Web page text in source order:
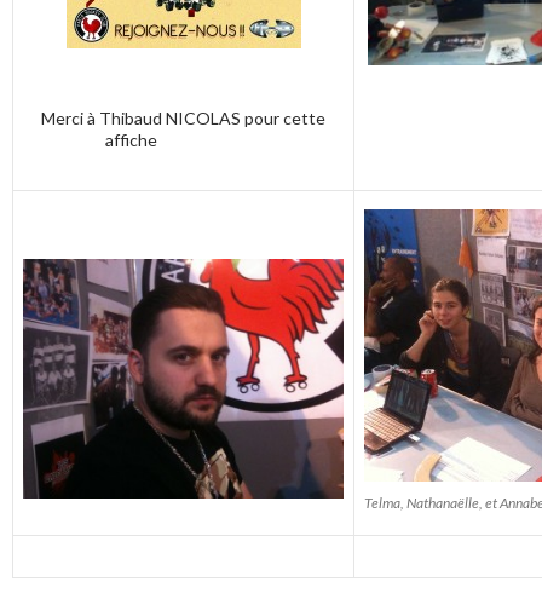
Merci à Thibaud NICOLAS pour cette
affiche
Telma, Nathanaëlle, et